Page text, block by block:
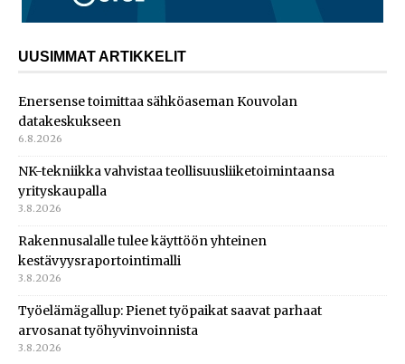
UUSIMMAT ARTIKKELIT
Enersense toimittaa sähköaseman Kouvolan
datakeskukseen
6.8.2026
NK-tekniikka vahvistaa teollisuusliiketoimintaansa
yrityskaupalla
3.8.2026
Rakennusalalle tulee käyttöön yhteinen
kestävyysraportointimalli
3.8.2026
Työelämägallup: Pienet työpaikat saavat parhaat
arvosanat työhyvinvoinnista
3.8.2026